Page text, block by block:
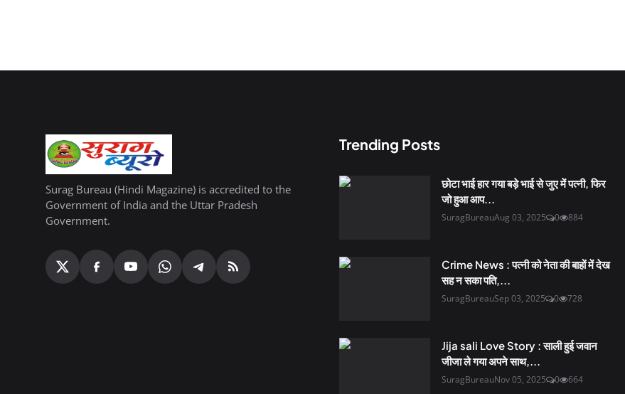
Surag Bureau (Hindi Magazine) is accredited to the
Government of India and the Uttar Pradesh
Government.
Trending Posts
छोटा भाई हार गया बड़े भाई से जुए में पत्नी, फिर
जो हुआ आप...
SuragBureauAug 03, 2025 0 884
Crime News : पत्नी को नेता की बाहों में देख
सह न सका पति,...
SuragBureauSep 03, 2025 0 728
Jija sali Love Story : साली हुई जवान
जीजा ले गया अपने साथ,...
SuragBureauNov 05, 2025 0 664